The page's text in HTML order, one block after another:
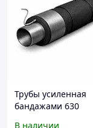
Трубы усиленная
бандажами 630
В наличии